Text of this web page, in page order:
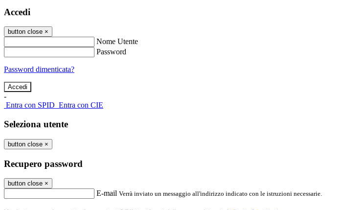
Accedi
button close ×
Nome Utente
Password
Password dimenticata?
-
Entra con SPID Entra con CIE
Seleziona utente
button close ×
Recupero password
button close ×
E-mail Verrà inviato un messaggio all'indirizzo indicato con le istruzioni necessarie.